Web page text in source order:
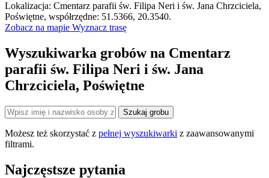
Cmentarz parafii św. Filipa Neri i św. Jana
Chrzciciela, Poświętne
×
+
−
Lokalizacja: Cmentarz parafii św. Filipa Neri i św. Jana Chrzciciela,
Poświętne, współrzędne: 51.5366, 20.3540.
Zobacz na mapie Wyznacz trasę
Wyszukiwarka grobów na Cmentarz
parafii św. Filipa Neri i św. Jana
Chrzciciela, Poświętne
Szukaj grobu
Możesz też skorzystać z pełnej wyszukiwarki z zaawansowanymi
filtrami.
Najczęstsze pytania